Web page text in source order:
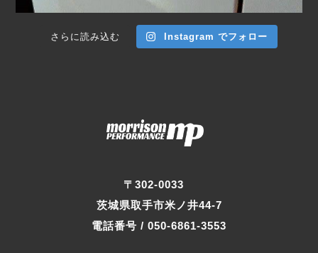
〒302-0033
茨城県取手市米ノ井44-7
電話番号 / 050-6861-3553
さらに読み込む Instagram でフォロー